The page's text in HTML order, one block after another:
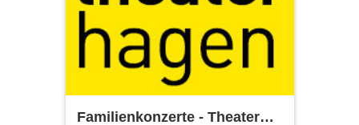
Familienkonzerte - Theater